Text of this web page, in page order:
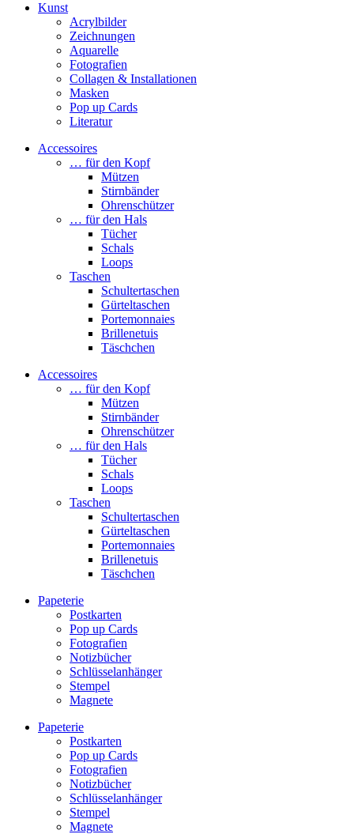
Kunst
Acrylbilder
Zeichnungen
Aquarelle
Fotografien
Collagen & Installationen
Masken
Pop up Cards
Literatur
Accessoires
… für den Kopf
Mützen
Stirnbänder
Ohrenschützer
… für den Hals
Tücher
Schals
Loops
Taschen
Schultertaschen
Gürteltaschen
Portemonnaies
Brillenetuis
Täschchen
Accessoires
… für den Kopf
Mützen
Stirnbänder
Ohrenschützer
… für den Hals
Tücher
Schals
Loops
Taschen
Schultertaschen
Gürteltaschen
Portemonnaies
Brillenetuis
Täschchen
Papeterie
Postkarten
Pop up Cards
Fotografien
Notizbücher
Schlüsselanhänger
Stempel
Magnete
Papeterie
Postkarten
Pop up Cards
Fotografien
Notizbücher
Schlüsselanhänger
Stempel
Magnete